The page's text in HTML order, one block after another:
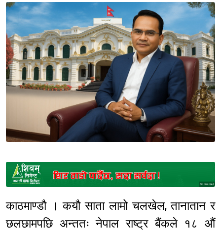
Sponsored
काठमाण्डौ । कयौ साता लामो चलखेल, तानातान र
छलछामपछि अन्ततः नेपाल राष्ट्र बैंकले १८ औं